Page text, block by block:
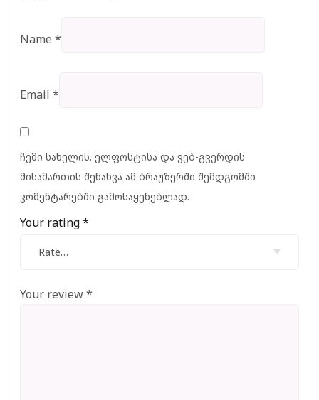
Name *
Email *
ჩემი სახელის. ელფოსტისა და ვებ-გვერდის
მისამართის შენახვა ამ ბრაუზერში შემდგომში
კომენტარებში გამოსაყენებლად.
Your rating*
Rate…
Your review*